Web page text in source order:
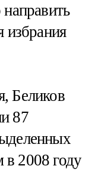
избрания
Беликов
87
2008 году